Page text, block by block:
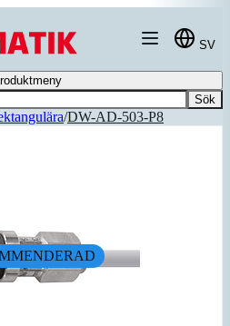
SV
Sök
/DW-AD-503-P8